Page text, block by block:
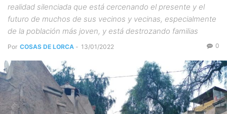
realidad silenciada que está cercenando el presente y el
futuro de muchos de sus vecinos y vecinas, especialmente
de la población más joven, y está destrozando familias
Por COSAS DE LORCA - 13/01/2022 0